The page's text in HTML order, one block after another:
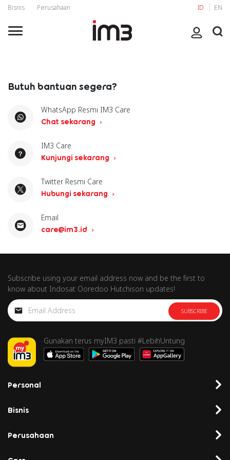
Bisnis Perusahaan ID EN
Butuh bantuan segera?
WhatsApp Resmi IM3 Care
Chat sekarang
IM3 Care
Kunjungi sekarang
Twitter Resmi Care
Hubungi sekarang
Email
care@im3.id
Subscribe using your email address now and be the first to
know about Indosat Ooredoo Hutchison updates!
SUBSCRIBE
Gunakan terus myIM3 pasti #LebihUntung
Personal
Bisnis
Perusahaan